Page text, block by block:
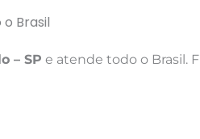
Brasil
– SP e atende todo o Brasil.